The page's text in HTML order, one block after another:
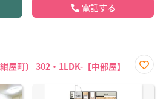
電話する
屋町） 302・1LDK-【中部屋】
に入